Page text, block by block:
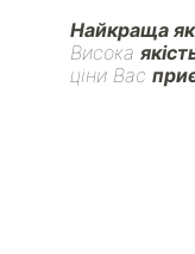
Найкраща
Висока
ціни Вас